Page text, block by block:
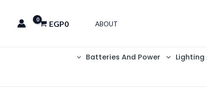
ABOUT
EGP0
Lighting
Batteries And Power